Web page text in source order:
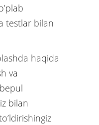
testlar bilan
haqida
va
bilan